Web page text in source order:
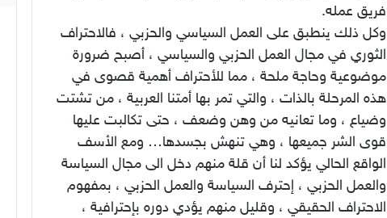
فريق عمله.
وكل ذلك ينطبق على العمل السياسي والحزبي ، فالاحتراف
الثوري في مجال العمل الحزبي والسياسي ، أصبح ضرورة
موضوعية وحاجة ملحة ، مما للأحتراف أهمية قصوى في
هذه المرحلة بالذات ، والتي تمر بها أمتنا العربية ، من تشتت
وضياع ، وما تعانيه من وهن وضعف ، حتى تكالبت عليها
قوى الشر جميعها ، وهي تنهش بجسدها… ومع الأسف
الواقع الحالي يؤكد لنا أن قلة منهم دخل الى مجال السياسة
والعمل الحزبي ، إحترف السياسة والعمل الحزبي ، بمفهوم
الاحتراف الحقيقي ، وقليل منهم يؤدي دوره بإحترافية ،